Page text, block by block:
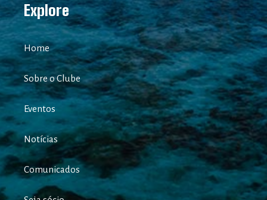
Explore
Home
Sobre o Clube
Eventos
Notícias
Comunicados